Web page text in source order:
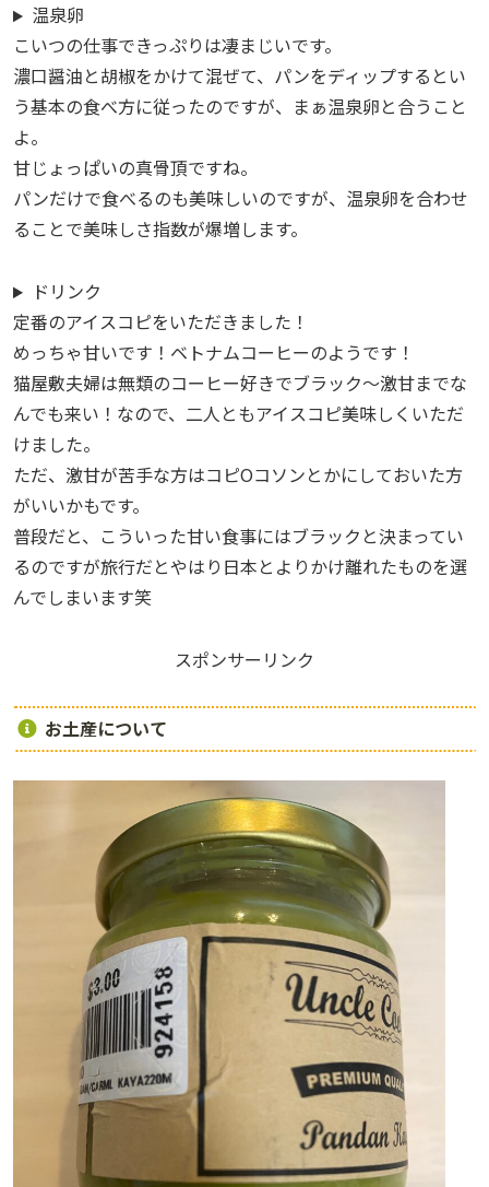
温泉卵
こいつの仕事できっぷりは凄まじいです。
濃口醤油と胡椒をかけて混ぜて、パンをディップするとい
う基本の食べ方に従ったのですが、まぁ温泉卵と合うこと
よ。
甘じょっぱいの真骨頂ですね。
パンだけで食べるのも美味しいのですが、温泉卵を合わせ
ることで美味しさ指数が爆増します。
ドリンク
定番のアイスコピをいただきました！
めっちゃ甘いです！ベトナムコーヒーのようです！
猫屋敷夫婦は無類のコーヒー好きでブラック～激甘までな
んでも来い！なので、二人ともアイスコピ美味しくいただ
けました。
ただ、激甘が苦手な方はコピOコソンとかにしておいた方
がいいかもです。
普段だと、こういった甘い食事にはブラックと決まってい
るのですが旅行だとやはり日本とよりかけ離れたものを選
んでしまいます笑
スポンサーリンク
お土産について